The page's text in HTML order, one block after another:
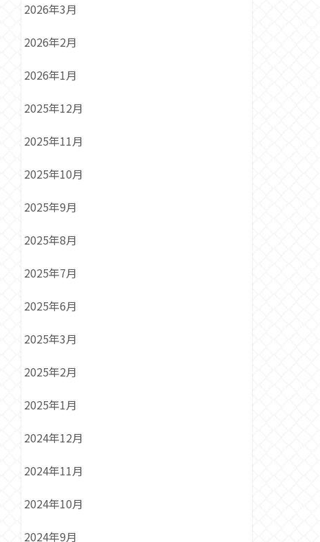
2026年3月
2026年2月
2026年1月
2025年12月
2025年11月
2025年10月
2025年9月
2025年8月
2025年7月
2025年6月
2025年3月
2025年2月
2025年1月
2024年12月
2024年11月
2024年10月
2024年9月